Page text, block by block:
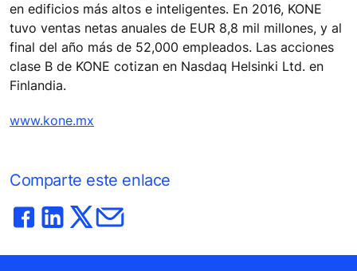
en edificios más altos e inteligentes. En 2016, KONE
tuvo ventas netas anuales de EUR 8,8 mil millones, y al
final del año más de 52,000 empleados. Las acciones
clase B de KONE cotizan en Nasdaq Helsinki Ltd. en
Finlandia.
www.kone.mx
Comparte este enlace